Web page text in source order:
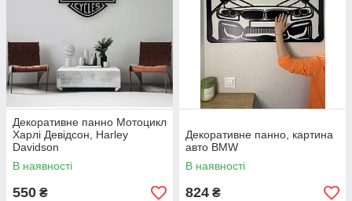
Декоративне панно Мотоцикл
Харлі Девідсон, Harley
Davidson
В наявності
550 ₴
Декоративне панно, картина
авто BMW
В наявності
824 ₴